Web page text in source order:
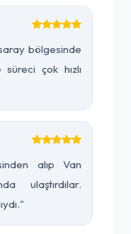
bölgesinde
çok hızlı
alıp Van
ulaştırdılar.